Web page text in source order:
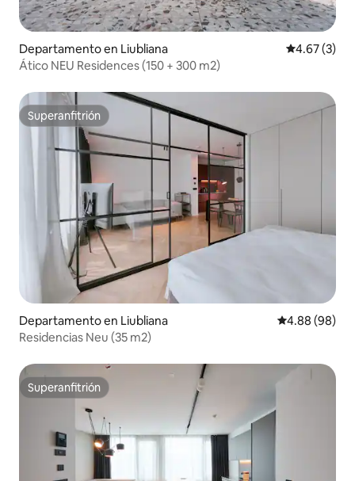
Departamento en Liubliana Calificación
4.67 (3)
Ático NEU Residences (150 + 300 m2)
Superanfitrión
Superanfitrión
Departamento en Liubliana Calificación
4.88 (98)
Residencias Neu (35 m2)
Superanfitrión
Superanfitrión